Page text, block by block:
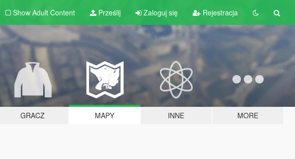
Show Adult Content Prześlij Zaloguj się Rejestracja
GRACZ MAPY INNE MORE